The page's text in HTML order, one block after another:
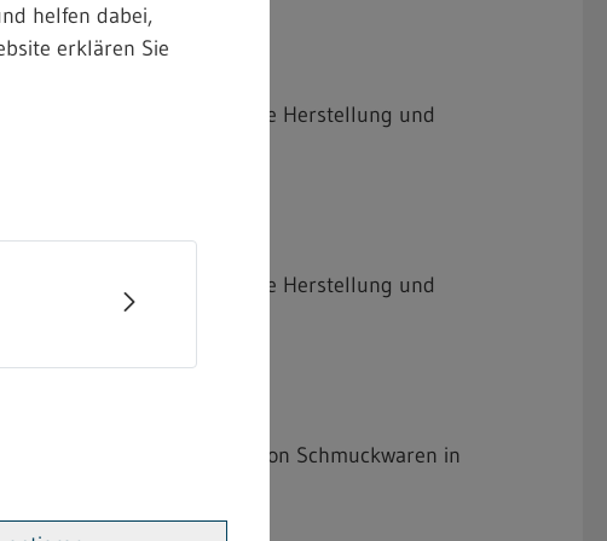
Entgeltumwandlung für die Herstellung und
Entgeltumwandlung für die Herstellung und
und Bearbeitung von Schmuckwaren in
helfen dabei,
erklären Sie